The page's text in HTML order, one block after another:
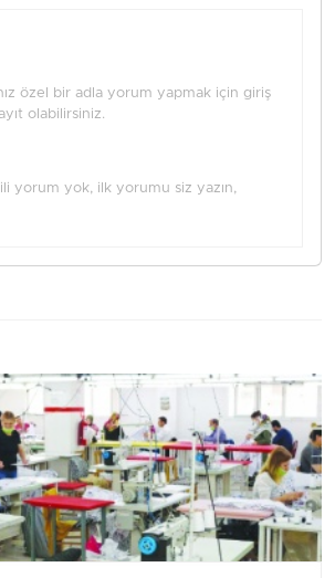
özel bir adla yorum yapmak için giriş
olabilirsiniz.
yorum yok, ilk yorumu siz yazın,